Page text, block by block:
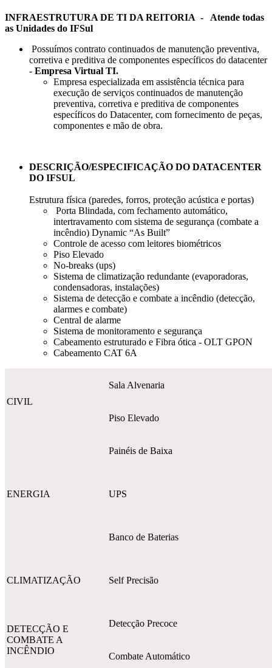
INFRAESTRUTURA DE TI DA REITORIA - Atende todas
as Unidades do IFSul
Possuímos contrato continuados de manutenção preventiva,
corretiva e preditiva de componentes específicos do datacenter
- Empresa Virtual TI.
Empresa especializada em assistência técnica para
execução de serviços continuados de manutenção
preventiva, corretiva e preditiva de componentes
específicos do Datacenter, com fornecimento de peças,
componentes e mão de obra.
DESCRIÇÃO/ESPECIFICAÇÃO DO DATACENTER
DO IFSUL
Estrutura física (paredes, forros, proteção acústica e portas)
Porta Blindada, com fechamento automático,
intertravamento com sistema de segurança (combate a
incêndio) Dynamic “As Built”
Controle de acesso com leitores biométricos
Piso Elevado
No-breaks (ups)
Sistema de climatização redundante (evaporadoras,
condensadoras, instalações)
Sistema de detecção e combate a incêndio (detecção,
alarmes e combate)
Central de alarme
Sistema de monitoramento e segurança
Cabeamento estruturado e Fibra ótica - OLT GPON
Cabeamento CAT 6A
CIVIL
Sala Alvenaria
Piso Elevado
ENERGIA
Painéis de Baixa
UPS
Banco de Baterias
CLIMATIZAÇÃO Self Precisão
DETECÇÃO E
COMBATE A
INCÊNDIO
Detecção Precoce
Combate Automático